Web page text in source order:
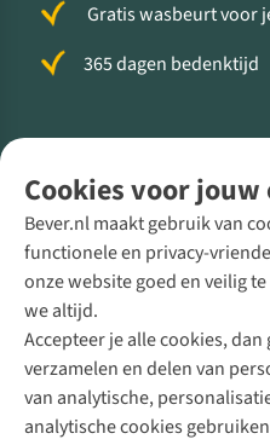
Cookies voor
Bever.nl maakt gebruik van
functionele en privacy-
onze website goed en veilig
we altijd.
Accepteer je alle cookies,
verzamelen en delen van
van analytische,
analytische cookies
Gratis wasbeurt voor
365 dagen bedenktijd
Direct advies van een
+31 (0)85 888 50 88
+31 6 12 28 49 80
Contactformulier